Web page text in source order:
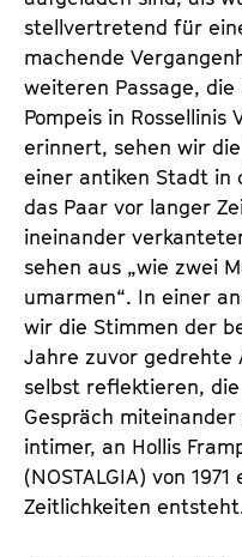
stellvertretend für
machende
weiteren Passage, die
Pompeis in Rossellinis
erinnert, sehen wir
einer antiken Stadt in
das Paar vor langer
ineinander
sehen aus „wie zwei
umarmen“. In einer
wir die Stimmen der
Jahre zuvor gedrehte
selbst reflektieren,
Gespräch
intimer, an Hollis
(NOSTALGIA) von
Zeitlichkeiten